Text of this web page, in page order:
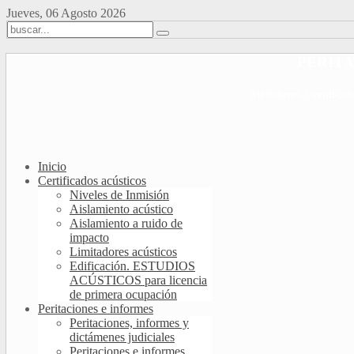
Jueves, 06 Agosto 2026
Inicio
Certificados acústicos
Niveles de Inmisión
Aislamiento acústico
Aislamiento a ruido de
impacto
Limitadores acústicos
Edificación. ESTUDIOS
ACÚSTICOS para licencia
de primera ocupación
Peritaciones e informes
Peritaciones, informes y
dictámenes judiciales
Peritaciones e informes